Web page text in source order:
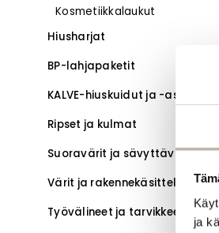
ja
Kosmetiikkalaukut
Hiusharjat
BP-lahjapaketit
KALVE-hiuskuidut ja -asusteet
Ripset ja kulmat
Suoravärit ja sävyttävät
Värit ja rakennekäsittelyt
Työvälineet ja tarvikkeet